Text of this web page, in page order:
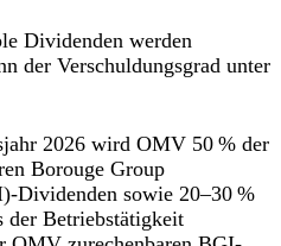
Dividenden werden
der Verschuldungsgrad unter
2026 wird OMV 50 % der
Borouge Group
Dividenden sowie 20–30 %
der Betriebstätigkeit